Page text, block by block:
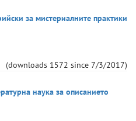
за мистериалните практики
(downloads 1572 since 7/3/2017)
наука за описанието